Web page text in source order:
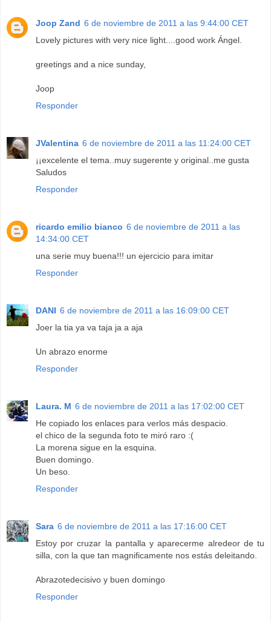
Joop Zand 6 de noviembre de 2011 a las 9:44:00 CET
Lovely pictures with very nice light....good work Ángel.
greetings and a nice sunday,
Joop
Responder
JValentina 6 de noviembre de 2011 a las 11:24:00 CET
¡¡excelente el tema..muy sugerente y original..me gusta
Saludos
Responder
ricardo emilio bianco 6 de noviembre de 2011 a las
14:34:00 CET
una serie muy buena!!! un ejercicio para imitar
Responder
DANI 6 de noviembre de 2011 a las 16:09:00 CET
Joer la tia ya va taja ja a aja
Un abrazo enorme
Responder
Laura. M 6 de noviembre de 2011 a las 17:02:00 CET
He copiado los enlaces para verlos más despacio.
el chico de la segunda foto te miró raro :(
La morena sigue en la esquina.
Buen domingo.
Un beso.
Responder
Sara 6 de noviembre de 2011 a las 17:16:00 CET
Estoy por cruzar la pantalla y aparecerme alredeor de tu
silla, con la que tan magnificamente nos estás deleitando.
Abrazotedecisivo y buen domingo
Responder